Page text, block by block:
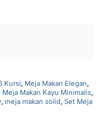
Kursi, Meja Makan Elegan,
, Meja Makan Kayu Minimalis,
, meja makan solid, Set Meja